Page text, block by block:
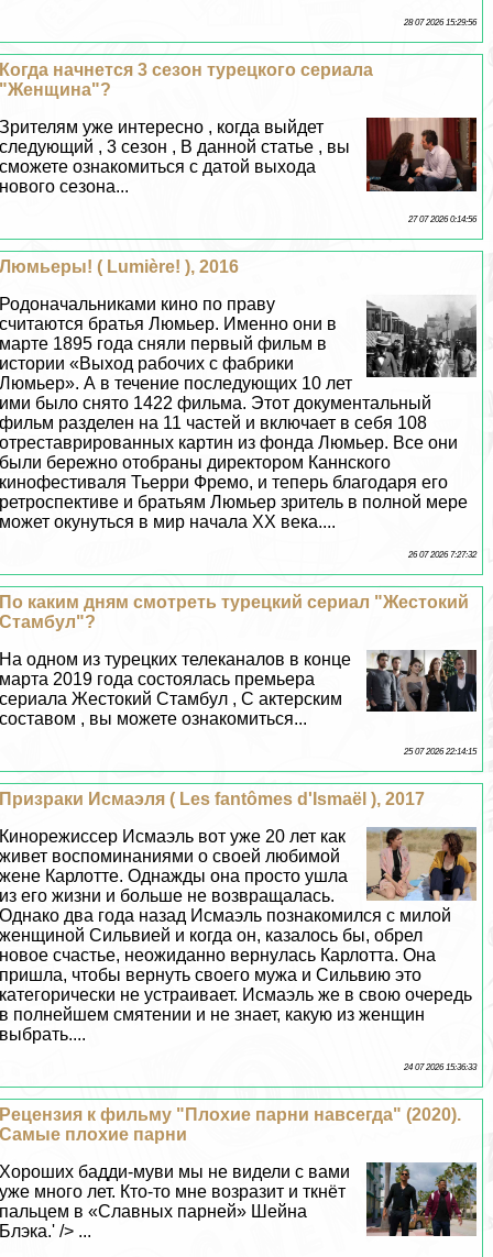
28 07 2026 15:29:56
Когда начнется 3 сезон турецкого сериала
"Женщина"?
Зрителям уже интересно , когда выйдет
следующий , 3 сезон , В данной статье , вы
сможете ознакомиться с датой выхода
нового сезона...
27 07 2026 0:14:56
Люмьеры! ( Lumière! ), 2016
Родоначальниками кино по праву
считаются братья Люмьер. Именно они в
марте 1895 года сняли первый фильм в
истории «Выход рабочих с фабрики
Люмьер». А в течение последующих 10 лет
ими было снято 1422 фильма. Этот документальный
фильм разделен на 11 частей и включает в себя 108
отреставрированных картин из фонда Люмьер. Все они
были бережно отобраны директором Каннского
кинофестиваля Тьерри Фремо, и теперь благодаря его
ретроспективе и братьям Люмьер зритель в полной мере
может окунуться в мир начала XX века....
26 07 2026 7:27:32
По каким дням смотреть турецкий сериал "Жестокий
Стамбул"?
На одном из турецких телеканалов в конце
марта 2019 года состоялась премьера
сериала Жестокий Стамбул , С актерским
составом , вы можете ознакомиться...
25 07 2026 22:14:15
Призpaки Исмаэля ( Les fantômes d'Ismaël ), 2017
Кинорежиссер Исмаэль вот уже 20 лет как
живет воспоминаниями о своей любимой
жене Карлотте. Однажды она просто ушла
из его жизни и больше не возвращалась.
Однако два года назад Исмаэль познакомился с милой
женщиной Сильвией и когда он, казалось бы, обрел
новое счастье, неожиданно вернулась Карлотта. Она
пришла, чтобы вернуть своего мужа и Сильвию это
категорически не устраивает. Исмаэль же в свою очередь
в полнейшем смятении и не знает, какую из женщин
выбрать....
24 07 2026 15:36:33
Рецензия к фильму "Плохие парни навсегда" (2020).
Самые плохие парни
Хороших бадди-муви мы не видели с вами
уже много лет. Кто-то мне возразит и ткнёт
пальцем в «Славных парней» Шейна
Блэка.' /> ...